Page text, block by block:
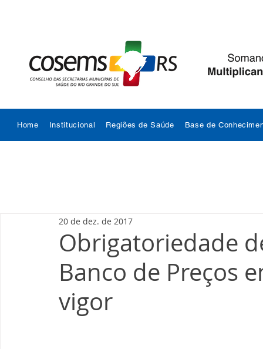
Home Institucional Regiões de Saúde Base de
Obrigatoriedade
Banco de Preços
vigor
20 de dez. de 2017